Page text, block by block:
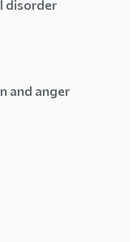
disorder
and anger